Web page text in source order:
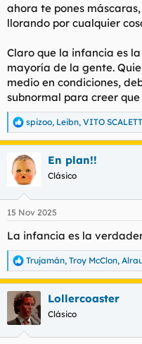
ahora te pones
llorando por cualquier
Claro que la infancia es
mayoría de la gente.
medio en condiciones,
subnormal para creer que
R
e
a
c
c
e
:
spizoo, Leibn, VITO
En plan!!
Clásico
15 Nov 2025
La infancia es la
R
e
a
c
c
i
Trujamán, Troy McClon,
Lollercoaster
Clásico